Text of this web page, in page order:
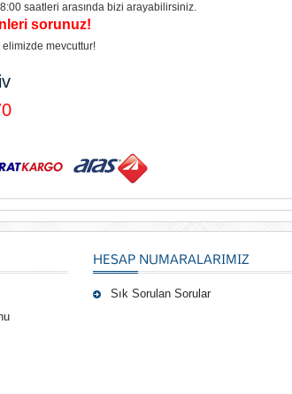
saatleri arasında bizi arayabilirsiniz.
sorunuz!
elimizde mevcuttur!
HESAP NUMARALARIMIZ
Sık Sorulan Sorular